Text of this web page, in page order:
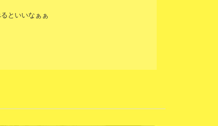
といいなぁぁ